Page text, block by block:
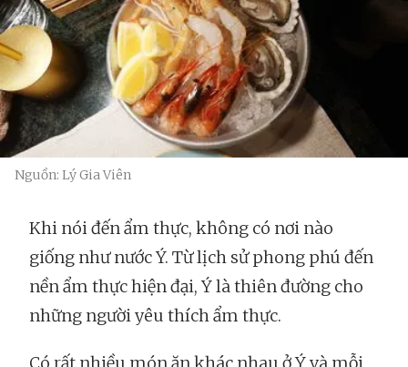
Nguồn: Lý Gia Viên
Khi nói đến ẩm thực, không có nơi nào
giống như nước Ý. Từ lịch sử phong phú đến
nền ẩm thực hiện đại, Ý là thiên đường cho
những người yêu thích ẩm thực.